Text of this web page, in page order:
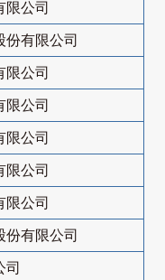
限公司
份有限公司
限公司
限公司
限公司
限公司
限公司
份有限公司
司